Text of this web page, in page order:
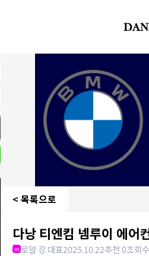
< 목록으로
다낭 티엔킴 넴루이 에어
m 로얄 강 대표2025.10.22추천 0조회